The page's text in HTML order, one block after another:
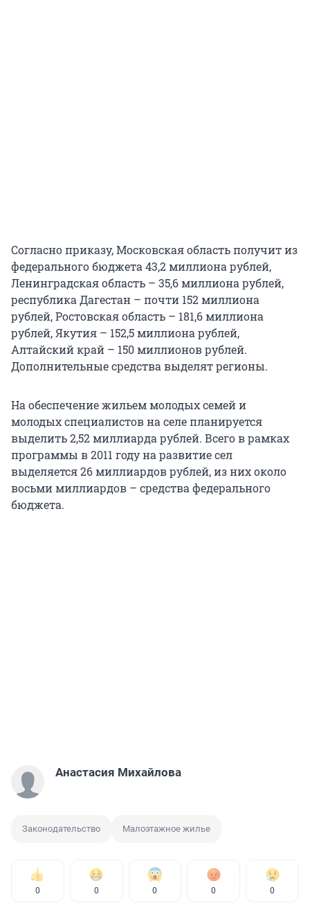
Согласно приказу, Московская область получит из
федерального бюджета 43,2 миллиона рублей,
Ленинградская область – 35,6 миллиона рублей,
республика Дагестан – почти 152 миллиона
рублей, Ростовская область – 181,6 миллиона
рублей, Якутия – 152,5 миллиона рублей,
Алтайский край – 150 миллионов рублей.
Дополнительные средства выделят регионы.
На обеспечение жильем молодых семей и
молодых специалистов на селе планируется
выделить 2,52 миллиарда рублей. Всего в рамках
программы в 2011 году на развитие сел
выделяется 26 миллиардов рублей, из них около
восьми миллиардов – средства федерального
бюджета.
Анастасия Михайлова
Законодательство Малоэтажное жилье
0 0 0 0 0